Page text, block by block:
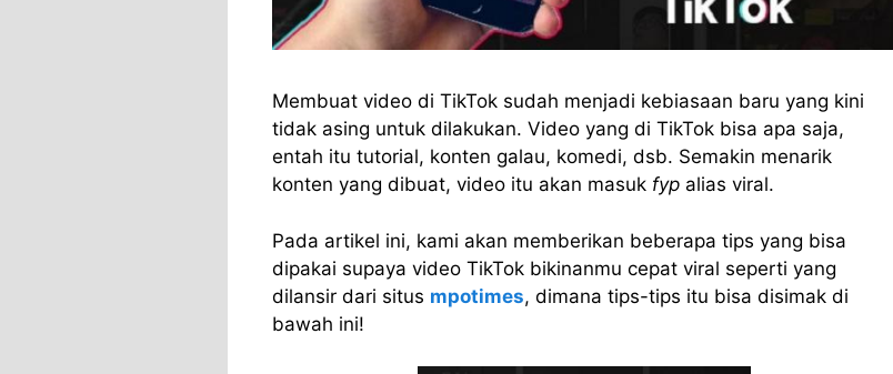
Membuat video di TikTok sudah menjadi kebiasaan baru yang kini
tidak asing untuk dilakukan. Video yang di TikTok bisa apa saja,
entah itu tutorial, konten galau, komedi, dsb. Semakin menarik
konten yang dibuat, video itu akan masuk fyp alias viral.
Pada artikel ini, kami akan memberikan beberapa tips yang bisa
dipakai supaya video TikTok bikinanmu cepat viral seperti yang
dilansir dari situs mpotimes, dimana tips-tips itu bisa disimak di
bawah ini!